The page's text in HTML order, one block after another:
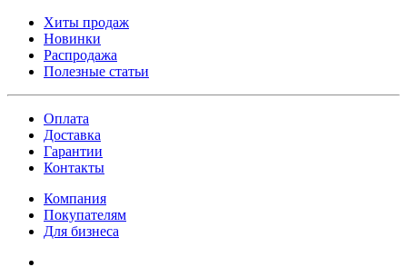
Хиты продаж
Новинки
Распродажа
Полезные статьи
Оплата
Доставка
Гарантии
Контакты
Компания
Покупателям
Для бизнеса